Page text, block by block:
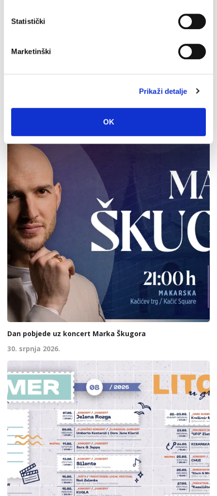
Statistički
Marketinški
Prikaži detalje
OK
3. kolovoza 2026.
Dan pobjede uz koncert Marka Škugora
30. srpnja 2026.